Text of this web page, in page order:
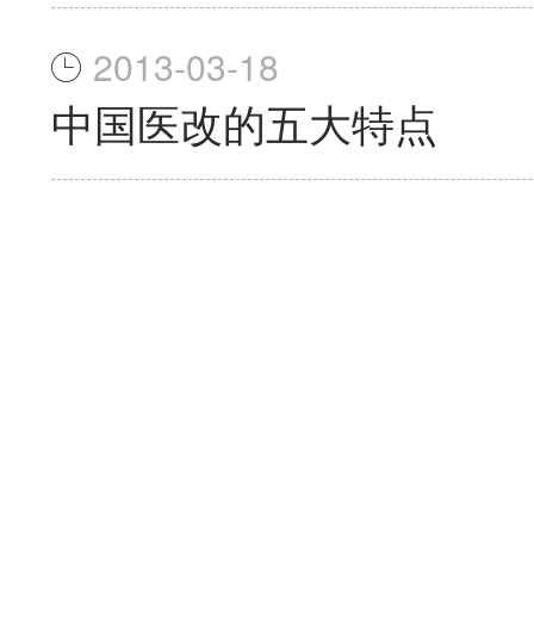
2013-03-18
中国医改的五大特点